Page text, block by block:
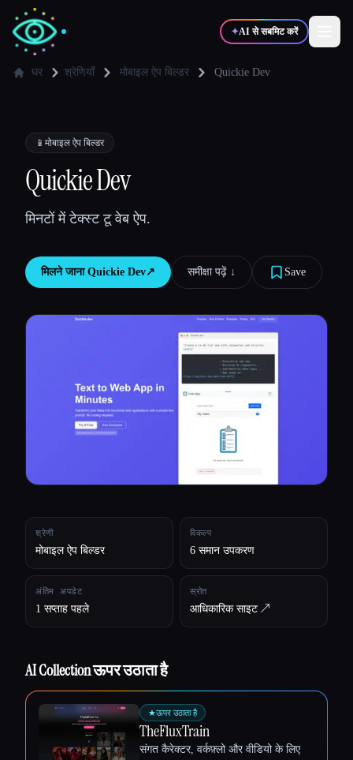
✦AI से सबमिट करें
💻 डेवलपर्स
🎓विद्यार्थी
सभी श्रेणियाँ
घर श्रेणियाँ मोबाइल ऐप बिल्डर Quickie Dev
📱 मोबाइल ऐप बिल्डर
Quickie Dev
मिनटों में टेक्स्ट टू वेब ऐप.
मिलने जाना Quickie Dev↗︎ समीक्षा पढ़ें ↓︎ Save
श्रेणी
मोबाइल ऐप बिल्डर
विकल्प
6 समान उपकरण
अंतिम अपडेट
1 सप्ताह पहले
स्रोत
आधिकारिक साइट ↗︎
AI Collection ऊपर उठाता है
★ऊपर उठाता है
TheFluxTrain
संगत कैरेक्टर, वर्कफ़्लो और वीडियो के लिए